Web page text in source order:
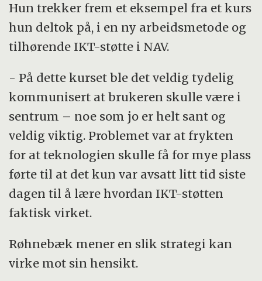
Hun trekker frem et eksempel fra et kurs
hun deltok på, i en ny arbeidsmetode og
tilhørende IKT-støtte i NAV.
- På dette kurset ble det veldig tydelig
kommunisert at brukeren skulle være i
sentrum – noe som jo er helt sant og
veldig viktig. Problemet var at frykten
for at teknologien skulle få for mye plass
førte til at det kun var avsatt litt tid siste
dagen til å lære hvordan IKT-støtten
faktisk virket.
Røhnebæk mener en slik strategi kan
virke mot sin hensikt.